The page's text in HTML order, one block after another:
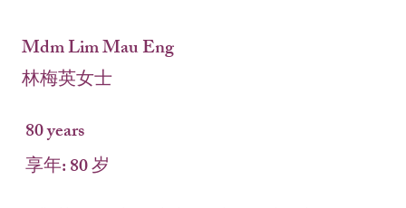
Mdm Lim Mau Eng
林梅英女士
80 years
享年: 80 岁